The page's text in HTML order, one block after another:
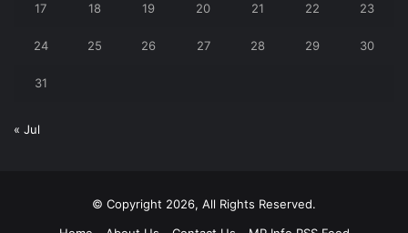
17 18 19 20 21 22 23
24 25 26 27 28 29 30
31
« Jul
© Copyright 2026, All Rights Reserved.